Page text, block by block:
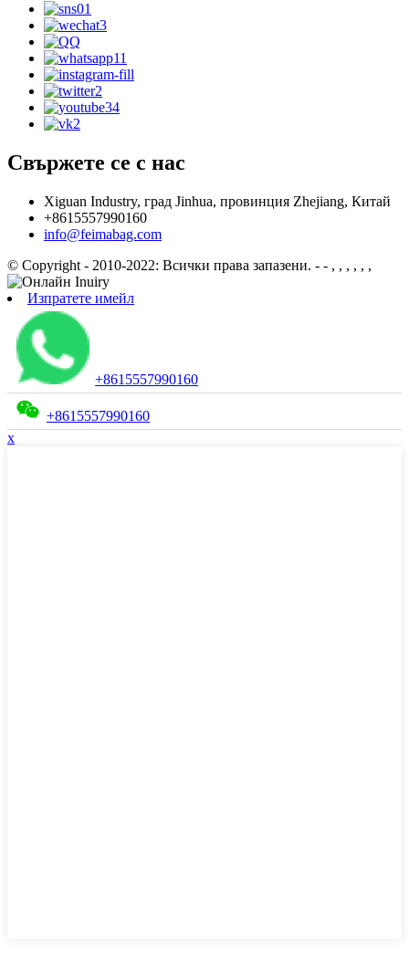
Свържете се с нас
Xiguan Industry, град Jinhua, провинция Zhejiang, Китай
+8615557990160
info@feimabag.com
© Copyright - 2010-2022: Всички права запазени. - - , , , , , ,
Изпратете имейл
+8615557990160
+8615557990160
x